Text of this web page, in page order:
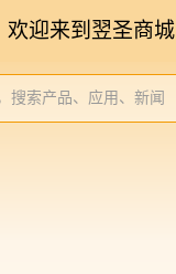
欢迎来到翌圣商城
搜索产品、应用、新闻